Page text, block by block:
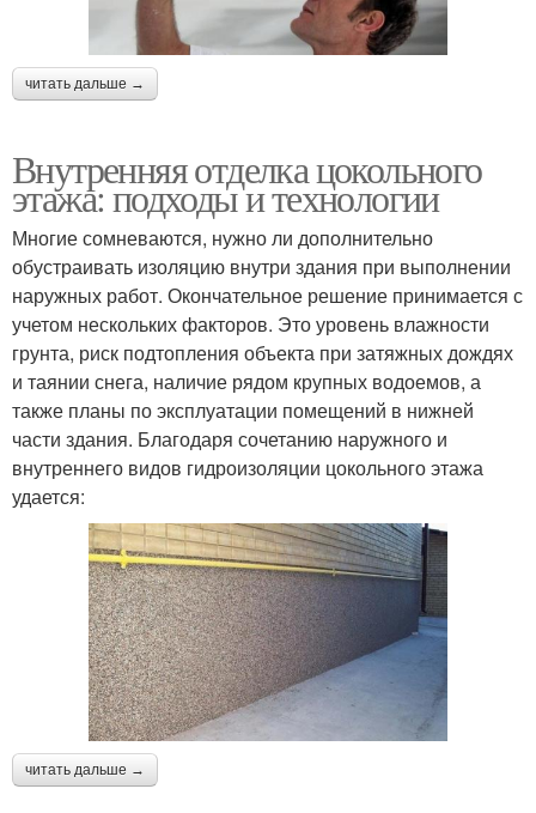
читать дальше →
Внутренняя отделка цокольного
этажа: подходы и технологии
Многие сомневаются, нужно ли дополнительно
обустраивать изоляцию внутри здания при выполнении
наружных работ. Окончательное решение принимается с
учетом нескольких факторов. Это уровень влажности
грунта, риск подтопления объекта при затяжных дождях
и таянии снега, наличие рядом крупных водоемов, а
также планы по эксплуатации помещений в нижней
части здания. Благодаря сочетанию наружного и
внутреннего видов гидроизоляции цокольного этажа
удается:
читать дальше →